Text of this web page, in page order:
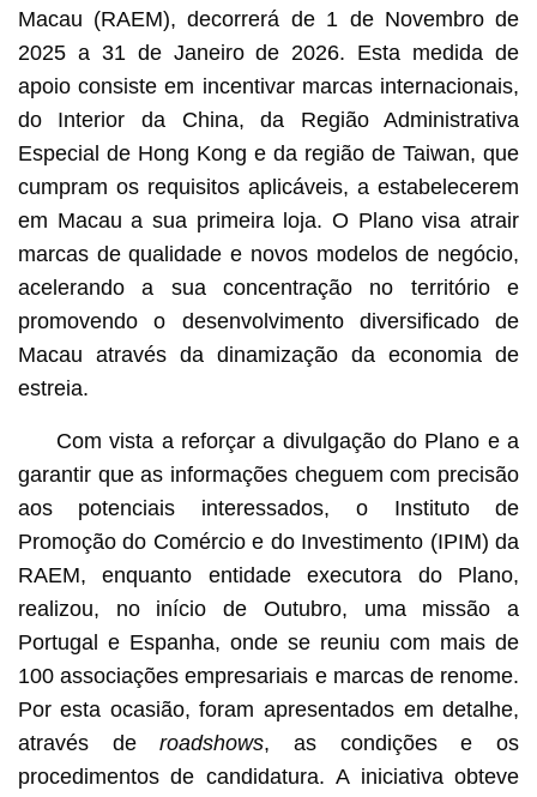
Macau (RAEM), decorrerá de 1 de Novembro de
2025 a 31 de Janeiro de 2026. Esta medida de
apoio consiste em incentivar marcas internacionais,
do Interior da China, da Região Administrativa
Especial de Hong Kong e da região de Taiwan, que
cumpram os requisitos aplicáveis, a estabelecerem
em Macau a sua primeira loja. O Plano visa atrair
marcas de qualidade e novos modelos de negócio,
acelerando a sua concentração no território e
promovendo o desenvolvimento diversificado de
Macau através da dinamização da economia de
estreia.
Com vista a reforçar a divulgação do Plano e a
garantir que as informações cheguem com precisão
aos potenciais interessados, o Instituto de
Promoção do Comércio e do Investimento (IPIM) da
RAEM, enquanto entidade executora do Plano,
realizou, no início de Outubro, uma missão a
Portugal e Espanha, onde se reuniu com mais de
100 associações empresariais e marcas de renome.
Por esta ocasião, foram apresentados em detalhe,
através deroadshows, as condições e os
procedimentos de candidatura. A iniciativa obteve